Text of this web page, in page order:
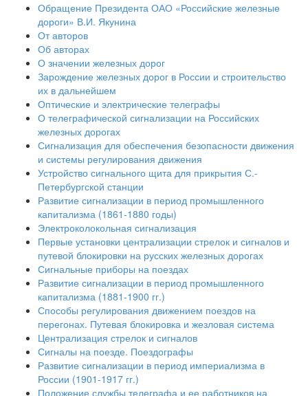
Обращение Президента ОАО «Российские железные
дороги» В.И. Якунина
От авторов
Об авторах
О значении железных дорог
Зарождение железных дорог в России и строительство
их в дальнейшем
Оптические и электрические телеграфы
О телеграфической сигнализации на Российских
железных дорогах
Сигнализация для обеспечения безопасности движения
и системы регулирования движения
Устройство сигнального щита для прикрытия С.-
Петербургской станции
Развитие сигнализации в период промышленного
капитализма (1861-1880 годы)
Электроколокольная сигнализация
Первые установки централизации стрелок и сигналов и
путевой блокировки на русских железных дорогах
Сигнальные приборы на поездах
Развитие сигнализации в период промышленного
капитализма (1881-1900 гг.)
Способы регулирования движением поездов на
перегонах. Путевая блокировка и жезловая система
Централизация стрелок и сигналов
Сигналы на поезде. Поездографы
Развитие сигнализации в период империализма в
России (1901-1917 гг.)
Положение службы телеграфа и ее работников на